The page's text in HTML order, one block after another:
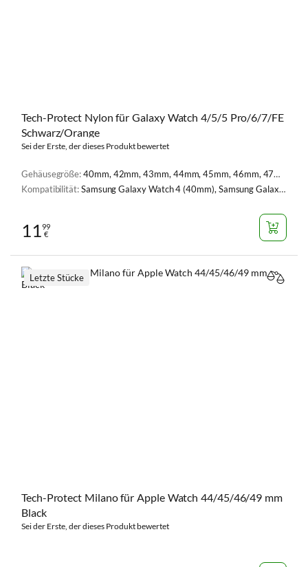
Tech-Protect Nylon für Galaxy Watch 4/5/5 Pro/6/7/FE
Schwarz/Orange
Sei der Erste, der dieses Produkt bewertet
Gehäusegröße:40mm, 42mm, 43mm, 44mm, 45mm, 46mm, 47mm
Kompatibilität:Samsung Galaxy Watch 4 (40mm), Samsung Galaxy Watch 4 (44mm), Samsung Galaxy Watch 5 (40 mm), Samsung Galaxy Watch 5 (44 mm), Samsung Galaxy Watch 5 Pro (45 mm), Samsung Galaxy Watch 6 (40 mm), Samsung Galaxy Watch 6 (44 mm), Samsung Galaxy Watch FE (40mm), Samsung Galaxy Watch 7 (44 mm), Samsung Galaxy Watch 7 (40mm), Samsung Galaxy Watch 7 44mm
1199
€
Tech-Protect Milano für Apple Watch 44/45/46/49 mm
Black
Sei der Erste, der dieses Produkt bewertet
Letzte Stücke